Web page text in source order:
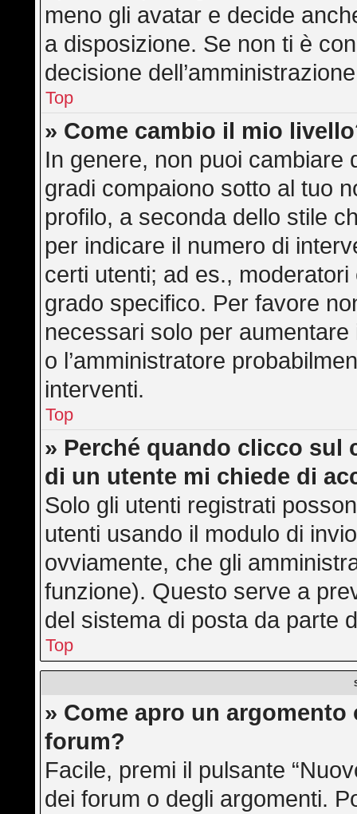
meno gli avatar e decide
a disposizione. Se non ti è
decisione
Top
» Come cambio il mio
In genere, non puoi cambiare
gradi compaiono sotto al tuo
profilo, a seconda dello stile
per indicare il numero di
certi utenti; ad es.,
grado specifico. Per favore
necessari solo per
o l’amministratore
interventi.
Top
» Perché quando clicco sul
di un utente mi chiede di
Solo gli utenti registrati
utenti usando il modulo di
ovviamente, che gli
funzione). Questo serve a
del sistema di posta da parte
Top
» Come apro un
forum?
Facile, premi il pulsante
dei forum o degli argomenti.